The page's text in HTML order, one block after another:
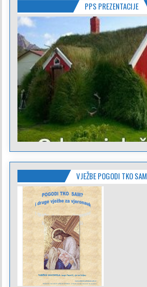
PPS PREZENTACIJE
VJEŽBE POGODI TKO SAM